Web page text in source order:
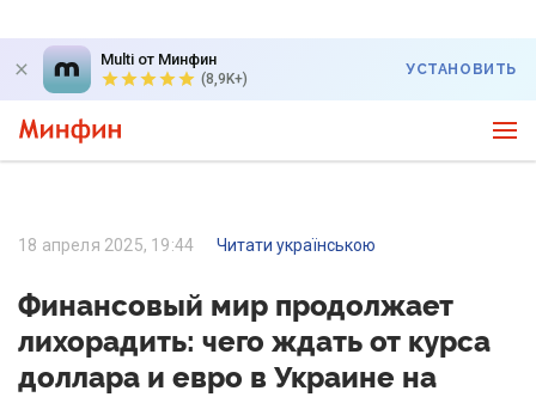
Multi от Минфин
(8,9K+)
УСТАНОВИТЬ
18 апреля 2025, 19:44 Читати українською
Финансовый мир продолжает
лихорадить: чего ждать от курса
доллара и евро в Украине на